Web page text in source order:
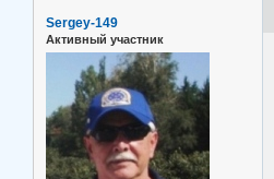
Sergey-149
Активный участник